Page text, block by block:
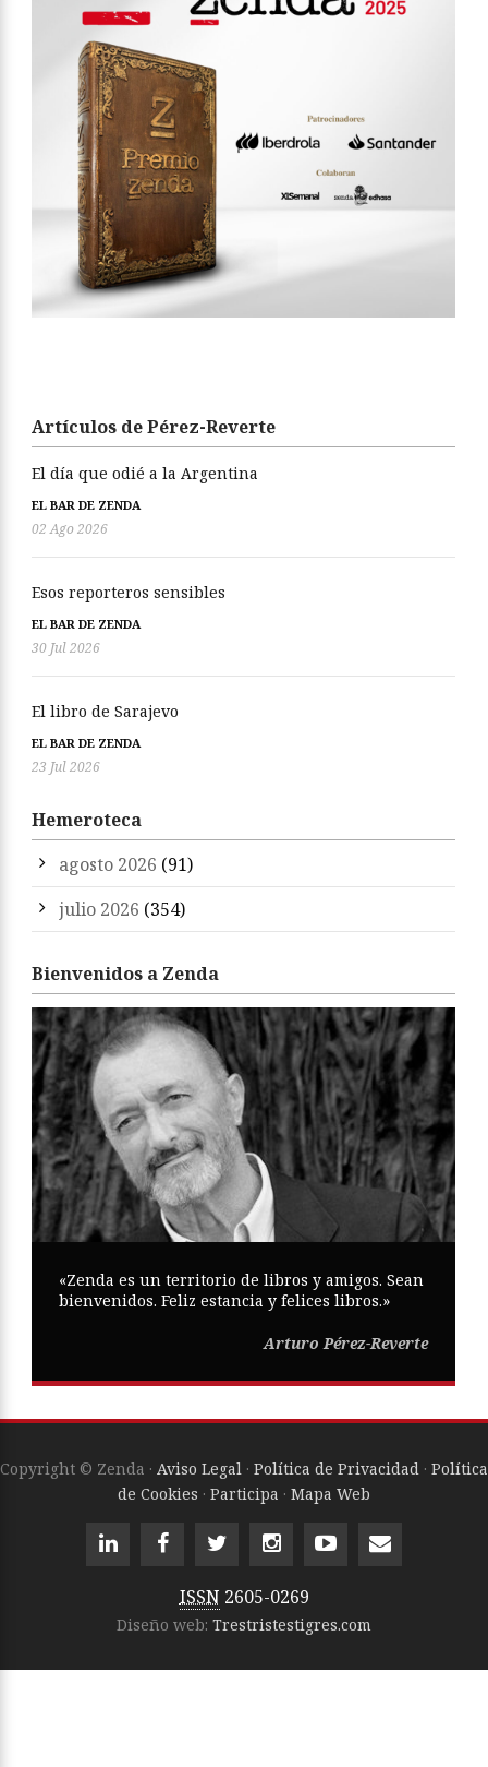
Artículos de Pérez-Reverte
El día que odié a la Argentina
EL BAR DE ZENDA
02 Ago 2026
Esos reporteros sensibles
EL BAR DE ZENDA
30 Jul 2026
El libro de Sarajevo
EL BAR DE ZENDA
23 Jul 2026
Hemeroteca
agosto 2026 (91)
julio 2026 (354)
Bienvenidos a Zenda
«Zenda es un territorio de libros y amigos. Sean
bienvenidos. Feliz estancia y felices libros.»
Arturo Pérez-Reverte
Copyright © Zenda · Aviso Legal · Política de Privacidad · Política
de Cookies · Participa · Mapa Web
ISSN 2605-0269
Diseño web: Trestristestigres.com